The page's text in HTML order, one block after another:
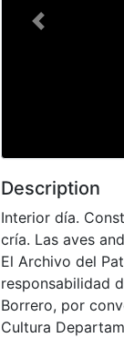
Previous
Description
Interior día.
cría. Las aves
El Archivo del
responsabilidad
Borrero, por
Cultura